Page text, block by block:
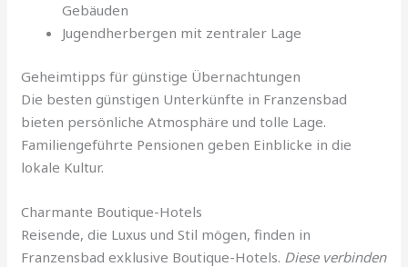
Gebäuden
Jugendherbergen mit zentraler Lage
Geheimtipps für günstige Übernachtungen
Die besten günstigen Unterkünfte in Franzensbad
bieten persönliche Atmosphäre und tolle Lage.
Familiengeführte Pensionen geben Einblicke in die
lokale Kultur.
Charmante Boutique-Hotels
Reisende, die Luxus und Stil mögen, finden in
Franzensbad exklusive Boutique-Hotels. Diese verbinden